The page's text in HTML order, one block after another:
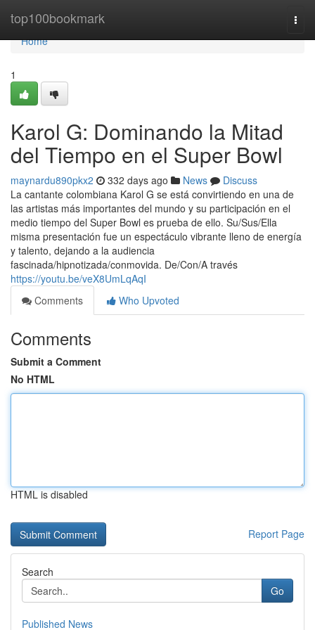
top100bookmark
Home
Home
1
Karol G: Dominando la Mitad
del Tiempo en el Super Bowl
maynardu890pkx2 332 days ago News
Discuss
La cantante colombiana Karol G se está convirtiendo en una de
las artistas más importantes del mundo y su participación en el
medio tiempo del Super Bowl es prueba de ello. Su/Sus/Ella
misma presentación fue un espectáculo vibrante lleno de energía
y talento, dejando a la audiencia
fascinada/hipnotizada/conmovida. De/Con/A través
https://youtu.be/veX8UmLqAqI
Comments
Who Upvoted
Comments
Submit a Comment
No HTML
HTML is disabled
Report Page
Search
Go
Published News